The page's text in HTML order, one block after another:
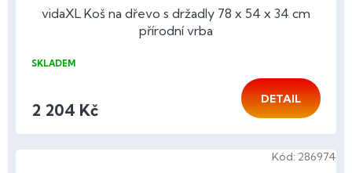
vidaXL Koš na dřevo s držadly 78 x 54 x 34 cm
přírodní vrba
SKLADEM
2 204 Kč
DETAIL
Kód: 286974